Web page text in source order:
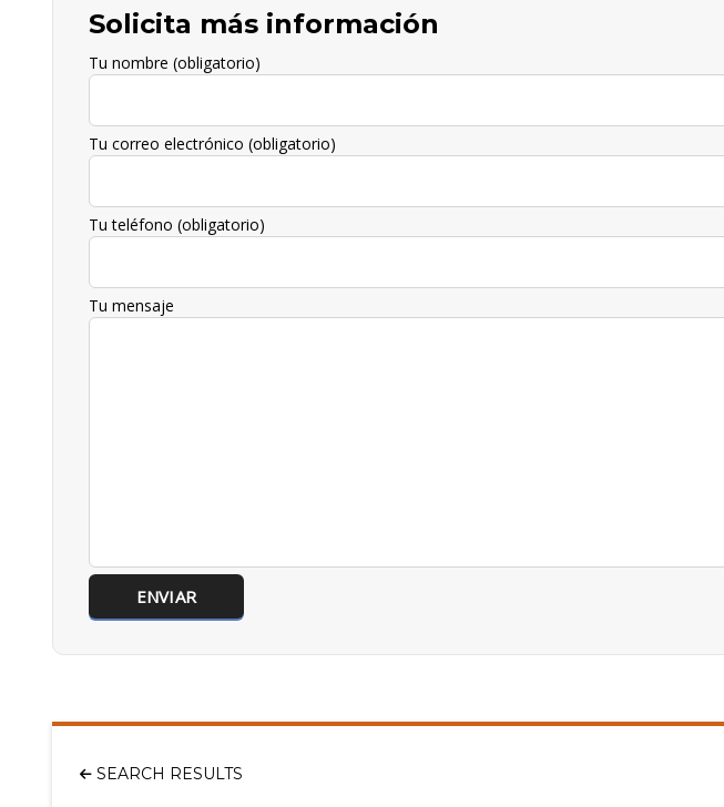
Solicita más información
Tu nombre (obligatorio)
Tu correo electrónico (obligatorio)
Tu teléfono (obligatorio)
Tu mensaje
SEARCH RESULTS